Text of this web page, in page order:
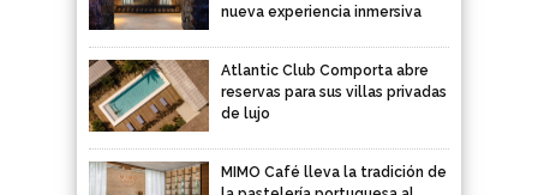
nueva experiencia inmersiva
Atlantic Club Comporta abre
reservas para sus villas privadas
de lujo
MIMO Café lleva la tradición de